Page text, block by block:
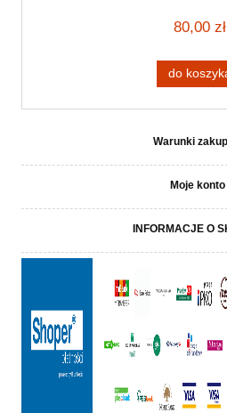
80,00 zł
do
Warunki
Moje konto
INFORMACJE O